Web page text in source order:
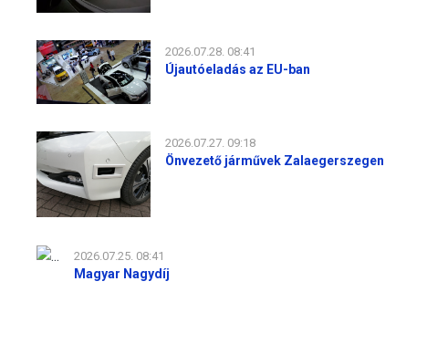
2026.07.28. 08:41
Újautóeladás az EU-ban
2026.07.27. 09:18
Önvezető járművek Zalaegerszegen
2026.07.25. 08:41
Magyar Nagydíj